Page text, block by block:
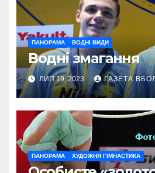
ПАНОРАМА ВОДНІ ВИДИ
Водні змагання
ЛИП 19, 2023 ГАЗЕТА
ПАНОРАМА ХУДОЖНЯ ГІМНАСТИКА